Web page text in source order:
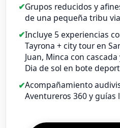
Grupos reducidos y
de una pequeña tribu
Incluye 5 experiencias
Tayrona + city tour en
Juan, Minca con
Dia de sol en bote
Acompañamiento
Aventureros 360 y guías